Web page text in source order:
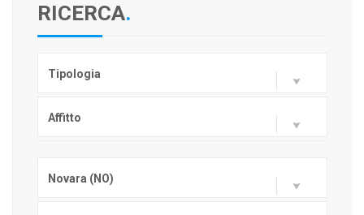
RICERCA.
Tipologia
Affitto
Novara (NO)